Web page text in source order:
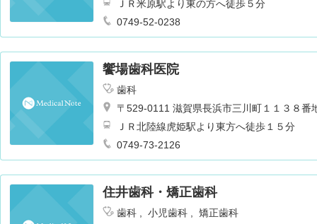
ＪＲ米原駅より東の方へ徒歩５分
0749-52-0238
饗場歯科医院
歯科
〒529-0111 滋賀県長浜市三川町１１３８番
ＪＲ北陸線虎姫駅より東方へ徒歩１５分
0749-73-2126
住井歯科・矯正歯科
歯科 小児歯科
矯正歯科